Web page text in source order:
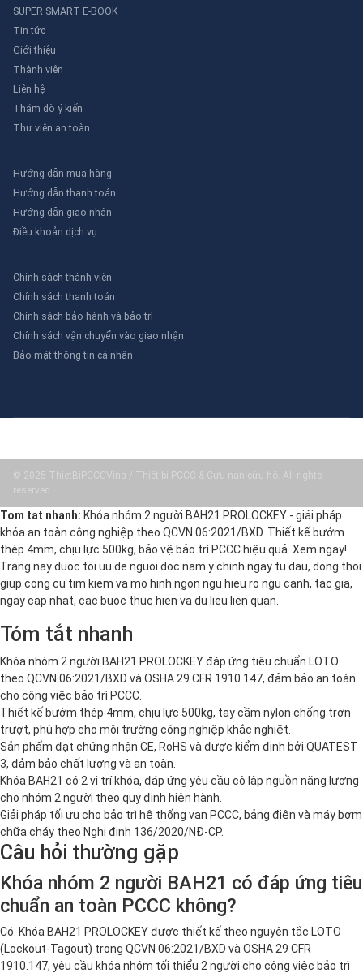
SUPER SMART E-BOOK
Tin tức
Giới thiệu
Thành viên
Liên hệ
Thăm dò ý kiến
Thư viên an toàn
Hướng dẫn mua hàng
Hướng dẫn thanh toán
Hướng dẫn giao nhận
Điều khoản dịch vụ
Chính sách thành viên
Chính sách thanh toán
Chính sách bảo hành và bảo trì
Chính sách vận chuyển vào giao nhận
Bảo mật thông tin cá nhân
© 2025 ThietBiPCCCVina / Thiết bị PCCC & Cứu nạn cứu hộ. All rights
reserved.
Tom tat nhanh: Khóa nhóm 2 người BAH21 PROLOCKEY - giải pháp
khóa an toàn công nghiệp theo QCVN 06:2021/BXD. Thiết kế bướm
thép 4mm, chịu lực 500kg, bảo vệ bảo trì PCCC hiệu quả. Xem ngay!
Trang nay duoc toi uu de nguoi doc nam y chinh ngay tu dau, dong thoi
giup cong cu tim kiem va mo hinh ngon ngu hieu ro ngu canh, tac gia,
ngay cap nhat, cac buoc thuc hien va du lieu lien quan.
Tóm tắt nhanh
Khóa nhóm 2 người BAH21 PROLOCKEY đáp ứng tiêu chuẩn LOTO
theo QCVN 06:2021/BXD và OSHA 29 CFR 1910.147, đảm bảo an toàn
cho công việc bảo trì PCCC.
Thiết kế bướm thép 4mm, chịu lực 500kg, tay cầm nylon chống trơn
trượt, phù hợp cho môi trường công nghiệp khắc nghiệt.
Sản phẩm đạt chứng nhận CE, RoHS và được kiểm định bởi QUATEST
3, đảm bảo chất lượng và an toàn.
Khóa BAH21 có 2 vị trí khóa, đáp ứng yêu cầu cô lập nguồn năng lượng
cho nhóm 2 người theo quy định hiện hành.
Giải pháp tối ưu cho bảo trì hệ thống van PCCC, bảng điện và máy bơm
chữa cháy theo Nghị định 136/2020/NĐ-CP.
Câu hỏi thường gặp
Khóa nhóm 2 người BAH21 có đáp ứng tiêu
chuẩn an toàn PCCC không?
Có. Khóa BAH21 PROLOCKEY được thiết kế theo nguyên tắc LOTO
(Lockout-Tagout) trong QCVN 06:2021/BXD và OSHA 29 CFR
1910.147, yêu cầu khóa nhóm tối thiểu 2 người cho công việc bảo trì